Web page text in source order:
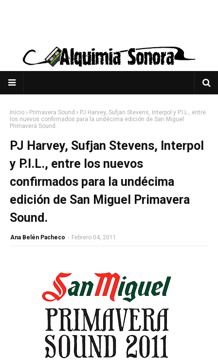
Inicio Primavera Sound
PJ Harvey, Sufjan Stevens, Interpol y P.I.L., entre
los nuevos confirmados para la undécima edición de San Miguel
Primavera Sound.
PJ Harvey, Sufjan Stevens, Interpol
y P.I.L., entre los nuevos
confirmados para la undécima
edición de San Miguel Primavera
Sound.
Ana Belén Pacheco - Febrero 04, 2011